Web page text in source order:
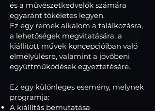
és a művészetkedvelők számára
egyaránt tökéletes legyen.
Ez egy remek alkalom a találkozásra,
a lehetőségek megvitatására, a
kiállított művek koncepcióiban való
elmélyülésre, valamint a jövőbeni
együttműködések egyeztetésére.
Ez egy különleges esemény, melynek
programja:
A kiállítás bemutatása